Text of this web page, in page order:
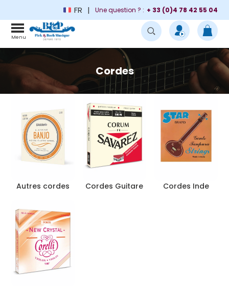
FR Une question ? : + 33 (0)4 78 42 55 04
Menu
Cordes
Autres cordes Cordes Guitare Cordes Inde